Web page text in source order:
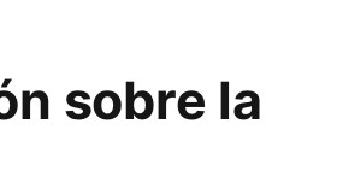
sobre la